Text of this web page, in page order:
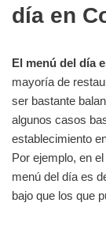
día en
El menú del día
mayoría de
ser bastante
algunos casos
establecimiento
Por ejemplo, en
menú del día es
bajo que los que